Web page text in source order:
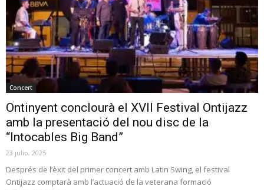
Concert
Ontinyent conclourà el XVII Festival Ontijazz
amb la presentació del nou disc de la
“Intocables Big Band”
23 julio, 2025
Després de l’èxit del primer concert amb Latin Swing, el festival
Ontijazz comptarà amb l’actuació de la veterana formació